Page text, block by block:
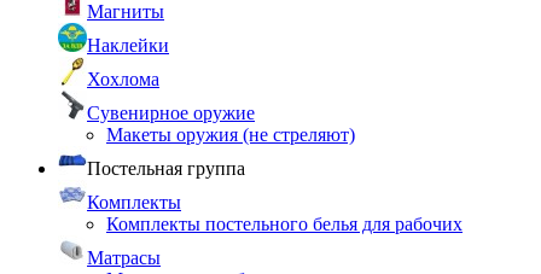
Магниты
Наклейки
Хохлома
Сувенирное оружие
Макеты оружия (не стреляют)
Постельная группа
Комплекты
Комплекты постельного белья для рабочих
Матрасы